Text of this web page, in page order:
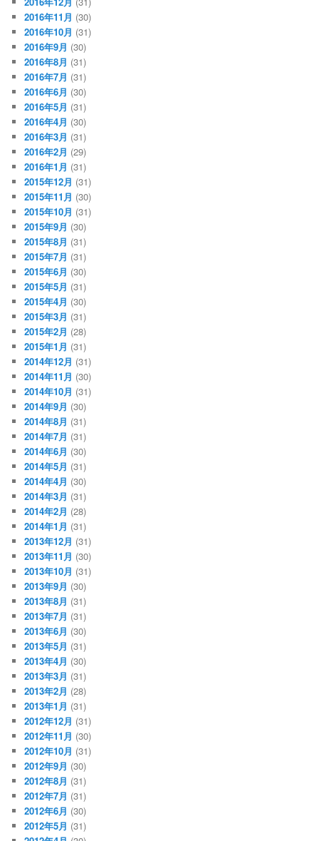
2016年11月 (30)
2016年10月 (31)
2016年9月 (30)
2016年8月 (31)
2016年7月 (31)
2016年6月 (30)
2016年5月 (31)
2016年4月 (30)
2016年3月 (31)
2016年2月 (29)
2016年1月 (31)
2015年12月 (31)
2015年11月 (30)
2015年10月 (31)
2015年9月 (30)
2015年8月 (31)
2015年7月 (31)
2015年6月 (30)
2015年5月 (31)
2015年4月 (30)
2015年3月 (31)
2015年2月 (28)
2015年1月 (31)
2014年12月 (31)
2014年11月 (30)
2014年10月 (31)
2014年9月 (30)
2014年8月 (31)
2014年7月 (31)
2014年6月 (30)
2014年5月 (31)
2014年4月 (30)
2014年3月 (31)
2014年2月 (28)
2014年1月 (31)
2013年12月 (31)
2013年11月 (30)
2013年10月 (31)
2013年9月 (30)
2013年8月 (31)
2013年7月 (31)
2013年6月 (30)
2013年5月 (31)
2013年4月 (30)
2013年3月 (31)
2013年2月 (28)
2013年1月 (31)
2012年12月 (31)
2012年11月 (30)
2012年10月 (31)
2012年9月 (30)
2012年8月 (31)
2012年7月 (31)
2012年6月 (30)
2012年5月 (31)